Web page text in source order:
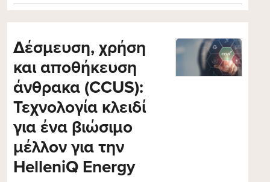
Δέσμευση, χρήση
και αποθήκευση
άνθρακα (CCUS):
Τεχνολογία κλειδί
για ένα βιώσιμο
μέλλον για την
HelleniQ Energy